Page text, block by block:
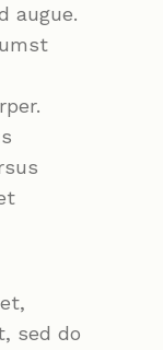
augue.
sed do